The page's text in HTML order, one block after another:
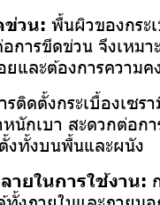
วน: พื้นผิวของกระ
การขีดข่วน จึงเหม
ยและต้องการความ
รติดตั้งกระเบื้องเซร
หนักเบา สะดวกต่อก
งทั้งบนพื้นและผนัง
ายในการใช้งาน: